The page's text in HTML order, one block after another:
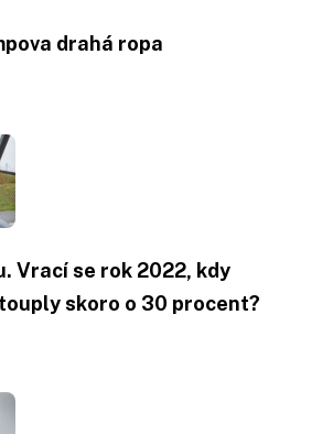
drahá ropa
Vrací se rok 2022, kdy
skoro o 30 procent?